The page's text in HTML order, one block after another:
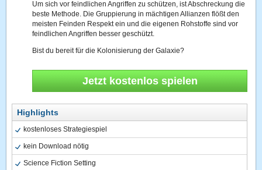
Um sich vor feindlichen Angriffen zu schützen, ist Abschreckung die
beste Methode. Die Gruppierung in mächtigen Allianzen flößt den
meisten Feinden Respekt ein und die eigenen Rohstoffe sind vor
feindlichen Angriffen besser geschützt.
Bist du bereit für die Kolonisierung der Galaxie?
Jetzt kostenlos spielen
Highlights
kostenloses Strategiespiel
kein Download nötig
Science Fiction Setting